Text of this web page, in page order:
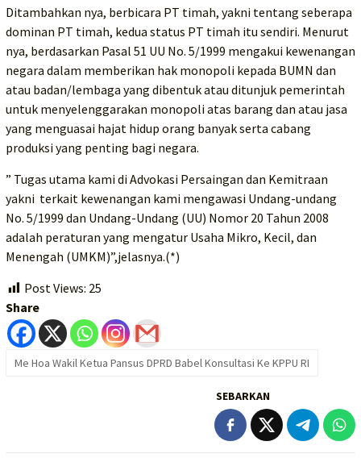
Ditambahkan nya, berbicara PT timah, yakni tentang seberapa
dominan PT timah, kedua status PT timah itu sendiri. Menurut
nya, berdasarkan Pasal 51 UU No. 5/1999 mengakui kewenangan
negara dalam memberikan hak monopoli kepada BUMN dan
atau badan/lembaga yang dibentuk atau ditunjuk pemerintah
untuk menyelenggarakan monopoli atas barang dan atau jasa
yang menguasai hajat hidup orang banyak serta cabang
produksi yang penting bagi negara.
” Tugas utama kami di Advokasi Persaingan dan Kemitraan
yakni terkait kewenangan kami mengawasi Undang-undang
No. 5/1999 dan Undang-Undang (UU) Nomor 20 Tahun 2008
adalah peraturan yang mengatur Usaha Mikro, Kecil, dan
Menengah (UMKM)”,jelasnya.(*)
Post Views: 25
Share
Me Hoa Wakil Ketua Pansus DPRD Babel Konsultasi Ke KPPU RI
SEBARKAN